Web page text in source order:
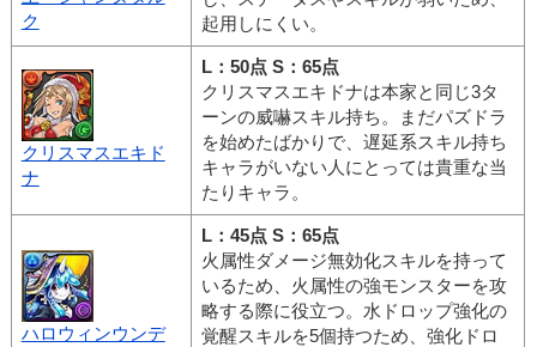
ク
起用しにくい。
クリスマスエキド
ナ
L：50点 S：65点
クリスマスエキドナは本家と同じ3タ
ーンの威嚇スキル持ち。まだパズドラ
を始めたばかりで、遅延系スキル持ち
キャラがいない人にとっては貴重な当
たりキャラ。
ハロウィンウンデ
L：45点 S：65点
火属性ダメージ無効化スキルを持って
いるため、火属性の強モンスターを攻
略する際に役立つ。水ドロップ強化の
覚醒スキルを5個持つため、強化ドロ